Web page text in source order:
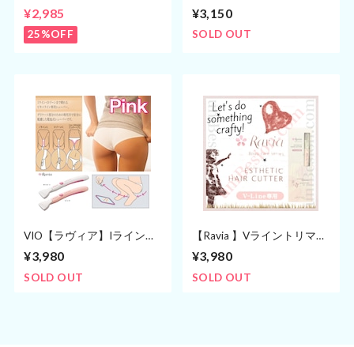
ダーヘアー/お手入れ/処理/
アンダーヘアー/美容機器
¥2,985
25%OFF
ーヘアーのお手入れ)
¥3,150
SOLD OUT
VIO【ラヴィア】Iラインシ
ェーバー アンダーヘアー処
理 電池式
¥3,980
SOLD OUT
【Ravia 】Vライントリマー
(Vライン専用ヒートカッタ
ー)
¥3,980
SOLD OUT